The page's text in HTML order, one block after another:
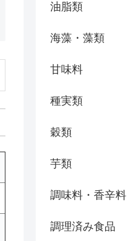
油脂類
海藻・藻類
甘味料
種実類
穀類
芋類
調味料・香辛料
調理済み食品